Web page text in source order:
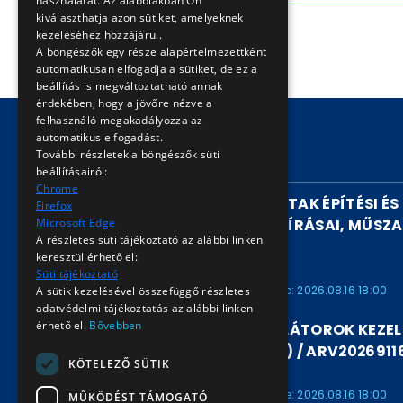
FUTÓ AUKCIÓK
ELŐVÁROSI GYORSVASUTAK ÉPÍTÉSI ÉS
PÁLYAFENNTARTÁSI ELŐÍRÁSAI,
(1978) / ARV2026911680
ARV2026911680
Kezdete: 2026.08.07 16:00
Vége: 2026.08.16 18:00
LÉDER JÓZSEF: AKKUMULÁTOROK
KARBANTARTÁSA (1968) /
ARV2026911679
Kezdete: 2026.08.07 16:00
Vége: 2026.08.16 18:00
kiválaszthatja azon sütiket, amelyeknek
kezeléséhez hozzájárul.
A böngészők egy része alapértelmezettként
automatikusan elfogadja a sütiket, de ez a
beállítás is megváltoztatható annak
érdekében, hogy a jövőre nézve a
felhasználó megakadályozza az
automatikus elfogadást.
További részletek a böngészők süti
beállításairól:
Chrome
Firefox
Microsoft Edge
A részletes süti tájékoztató az alábbi linken
keresztül érhető el:
Süti tájékoztató
A sütik kezelésével összefüggő részletes
adatvédelmi tájékoztatás az alábbi linken
érhető el. Bővebben
KÖTELEZŐ SÜTIK
MŰKÖDÉST TÁMOGATÓ